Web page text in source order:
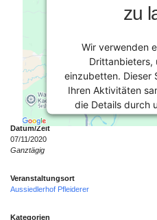
zu
Wir verwenden
Drittanbieters,
einzubetten. Dieser
Ihren Aktivitäten
die Details durch
Nutzung des
Datum/Zeit
07/11/2020
Ganztägig
Veranstaltungsort
Aussiedlerhof Pfleiderer
Kategorien